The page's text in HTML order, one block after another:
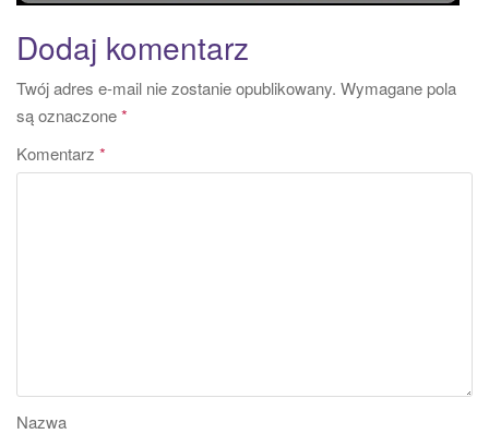
Dodaj komentarz
Twój adres e-mail nie zostanie opublikowany. Wymagane pola
są oznaczone*
Komentarz *
Nazwa